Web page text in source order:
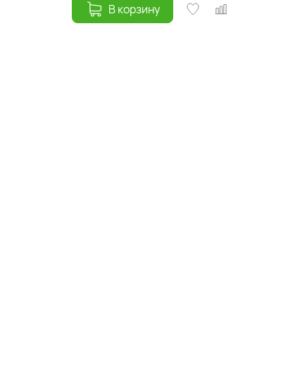
В корзину